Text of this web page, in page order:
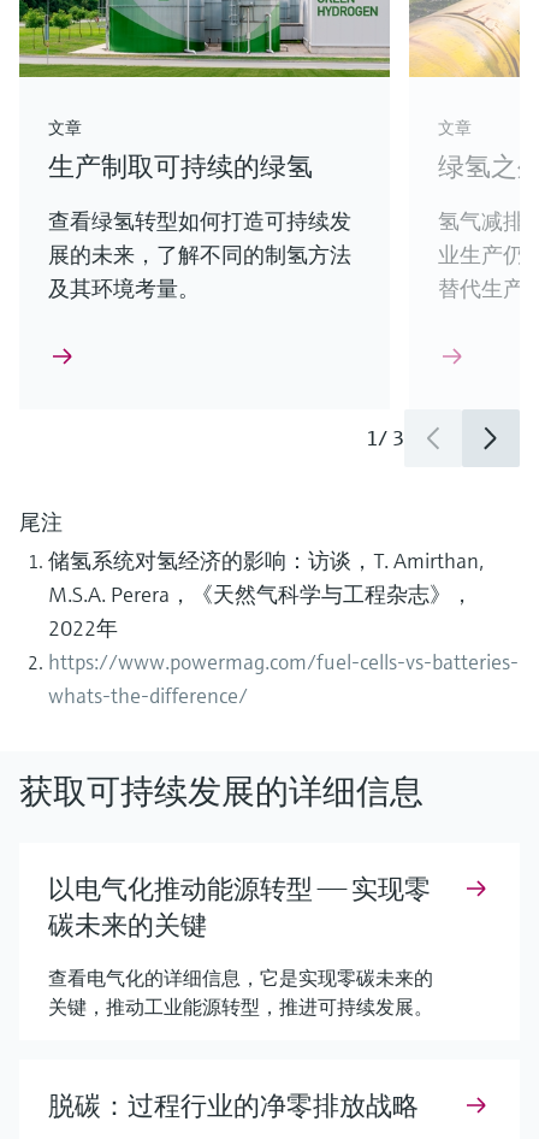
文章
生产制取可持续的绿氢
查看绿氢转型如何打造可持续发
展的未来，了解不同的制氢方法
及其环境考量。
文章
绿氢之
氢气减排
业生产仍
替代生产
1/ 3
尾注
储氢系统对氢经济的影响：访谈，T. Amirthan,
M.S.A. Perera，《天然气科学与工程杂志》，
2022年
https://www.powermag.com/fuel-cells-vs-batteries-
whats-the-difference/
获取可持续发展的详细信息
以电气化推动能源转型 —— 实现零
碳未来的关键
查看电气化的详细信息，它是实现零碳未来的
关键，推动工业能源转型，推进可持续发展。
脱碳：过程行业的净零排放战略